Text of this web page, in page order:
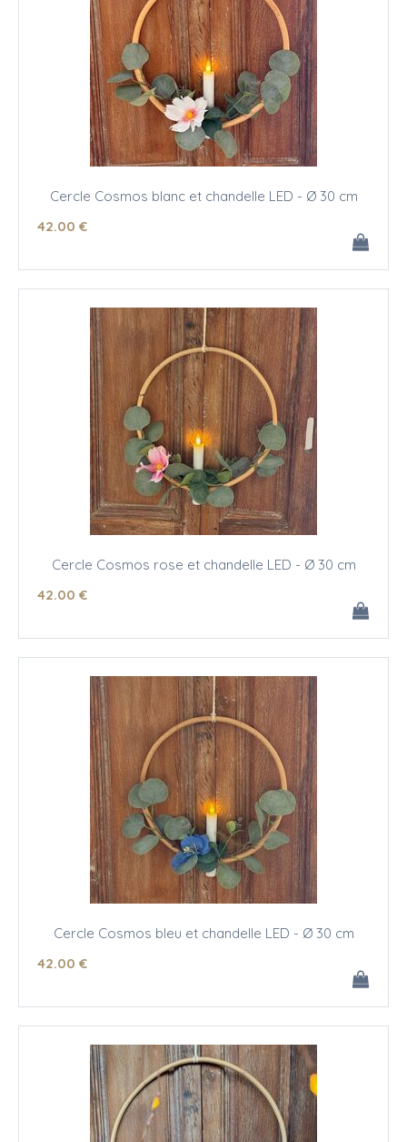
Cercle Cosmos blanc et chandelle LED - Ø 30 cm
42.00 €
Cercle Cosmos rose et chandelle LED - Ø 30 cm
42.00 €
Cercle Cosmos bleu et chandelle LED - Ø 30 cm
42.00 €